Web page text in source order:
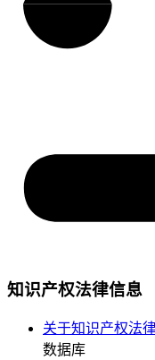
知识产权法律信息
关于知识产权法
数据库